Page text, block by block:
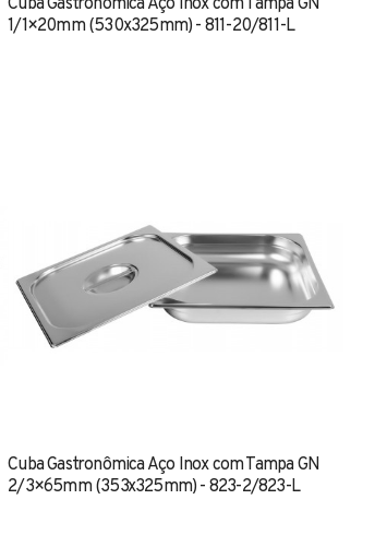
1/1×20mm (530x325mm) - 811-20/811-L
Cuba Gastronômica Aço Inox com Tampa GN
2/3×65mm (353x325mm) - 823-2/823-L